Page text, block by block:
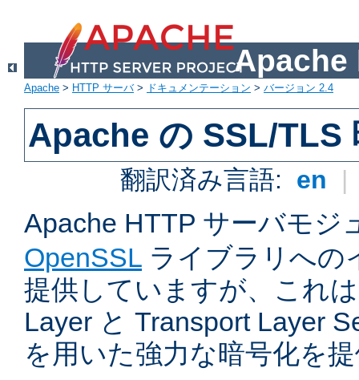
Apache
Apache > HTTP サーバ> ドキュメンテーション > バージョン 2.4
Apache の SSL/TLS
翻訳済み言語: en |
Apache HTTP サーバモジ
OpenSSL ライブラリへの
提供していますが、これ
Layer と Transport Layer
を用いた強力な暗号化を